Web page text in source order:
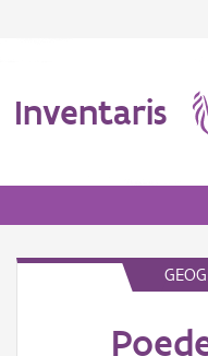
Inventaris
Aanduidingsobject